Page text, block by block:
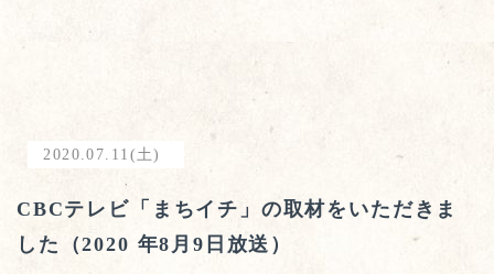
2020.07.11(土)
CBCテレビ「まちイチ」の取材をいただきま
した（2020 年8月9日放送）